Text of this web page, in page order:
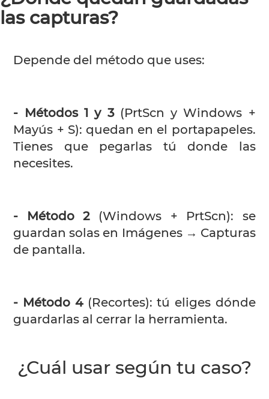
las capturas?
Depende del método que uses:
- Métodos 1 y 3(PrtScn y Windows +
Mayús + S): quedan en el portapapeles.
Tienes que pegarlas tú donde las
necesites.
- Método 2(Windows + PrtScn): se
guardan solas en Imágenes → Capturas
de pantalla.
- Método 4(Recortes): tú eliges dónde
guardarlas al cerrar la herramienta.
¿Cuál usar según tu caso?